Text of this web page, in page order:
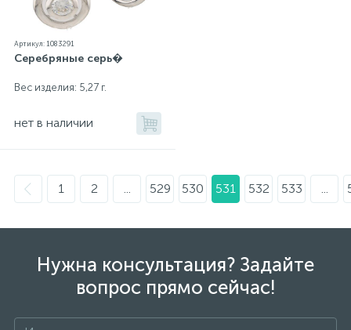
Артикул: 1083291
Серебряные серь�
Вес изделия: 5,27 г.
нет в наличии
1 2 ... 529 530 531 532 533 ...
Нужна консультация? Задайте
вопрос прямо сейчас!